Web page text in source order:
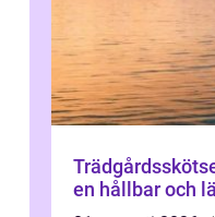
Trädgårdsskötsel
en hållbar och